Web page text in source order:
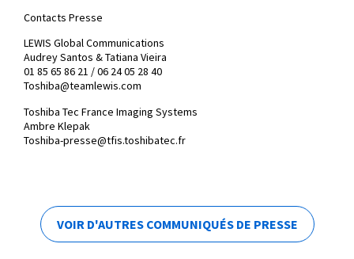
Contacts Presse
LEWIS Global Communications
Audrey Santos & Tatiana Vieira
01 85 65 86 21 / 06 24 05 28 40
Toshiba@teamlewis.com
Toshiba Tec France Imaging Systems
Ambre Klepak
Toshiba-presse@tfis.toshibatec.fr
VOIR D'AUTRES COMMUNIQUÉS DE PRESSE